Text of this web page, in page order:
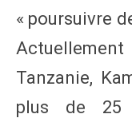
« poursuivre
Actuellement
Tanzanie,
plus de 25